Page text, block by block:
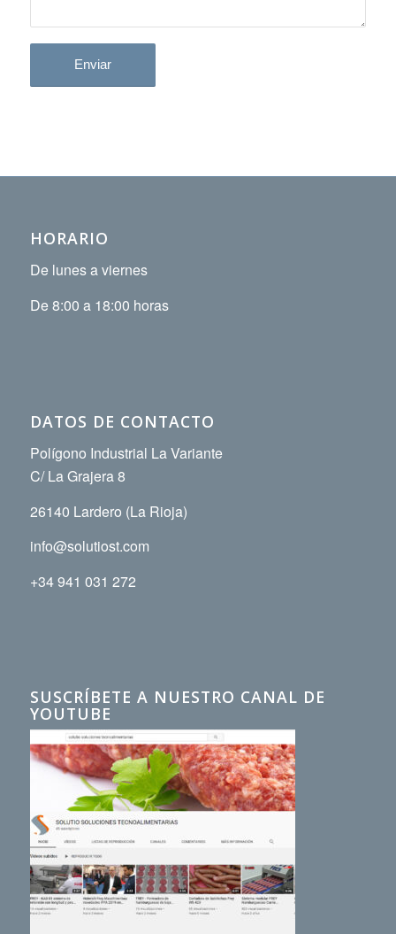
HORARIO
De lunes a viernes
De 8:00 a 18:00 horas
DATOS DE CONTACTO
Polígono Industrial La Variante
C/ La Grajera 8
26140 Lardero (La Rioja)
info@solutiost.com
+34 941 031 272
SUSCRÍBETE A NUESTRO CANAL DE
YOUTUBE